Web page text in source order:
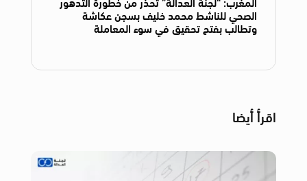
الصحي للناشط محمد خليف بسجن عكاشة
وتطالب بفتح تحقيق في سوء المعاملة
اقرأ أيضا